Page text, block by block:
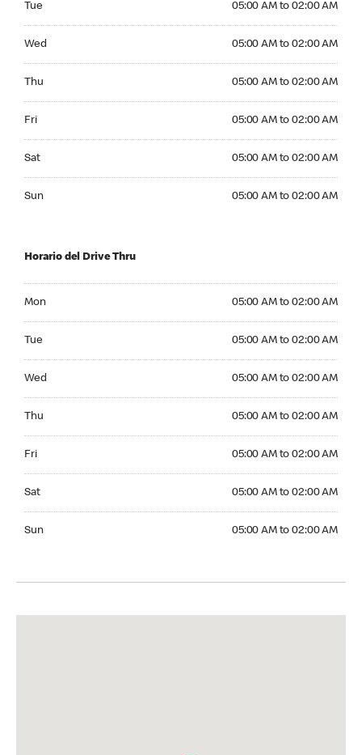
Tue 05:00 AM to 02:00 AM
Wed 05:00 AM to 02:00 AM
Thu 05:00 AM to 02:00 AM
Fri 05:00 AM to 02:00 AM
Sat 05:00 AM to 02:00 AM
Sun 05:00 AM to 02:00 AM
Horario del Drive Thru
Mon 05:00 AM to 02:00 AM
Tue 05:00 AM to 02:00 AM
Wed 05:00 AM to 02:00 AM
Thu 05:00 AM to 02:00 AM
Fri 05:00 AM to 02:00 AM
Sat 05:00 AM to 02:00 AM
Sun 05:00 AM to 02:00 AM